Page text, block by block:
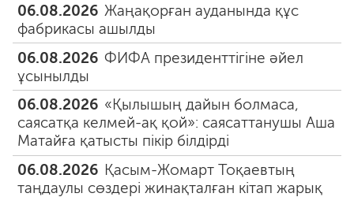
06.08.2026 Жаңақорған ауданында құс
фабрикасы ашылды
06.08.2026 ФИФА президенттігіне әйел
ұсынылды
06.08.2026 «Қылышың дайын болмаса,
саясатқа келмей-ақ қой»: саясаттанушы Аша
Матайға қатысты пікір білдірді
06.08.2026 Қасым-Жомарт Тоқаевтың
таңдаулы сөздері жинақталған кітап жарық